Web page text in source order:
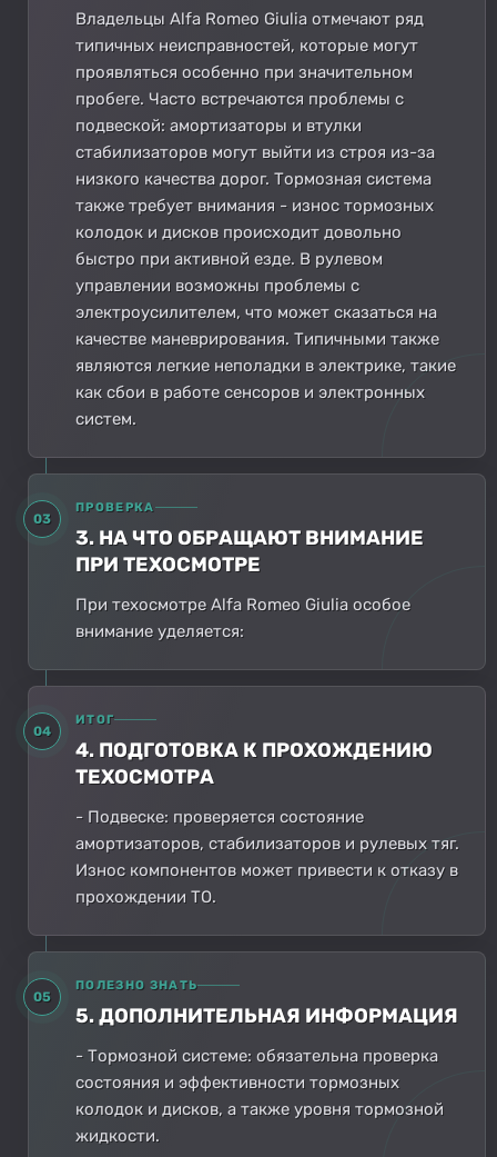
Владельцы Alfa Romeo Giulia отмечают ряд
типичных неисправностей, которые могут
проявляться особенно при значительном
пробеге. Часто встречаются проблемы с
подвеской: амортизаторы и втулки
стабилизаторов могут выйти из строя из-за
низкого качества дорог. Тормозная система
также требует внимания - износ тормозных
колодок и дисков происходит довольно
быстро при активной езде. В рулевом
управлении возможны проблемы с
электроусилителем, что может сказаться на
качестве маневрирования. Типичными также
являются легкие неполадки в электрике, такие
как сбои в работе сенсоров и электронных
систем.
03
ПРОВЕРКА
3. НА ЧТО ОБРАЩАЮТ ВНИМАНИЕ
ПРИ ТЕХОСМОТРЕ
При техосмотре Alfa Romeo Giulia особое
внимание уделяется:
04
ИТОГ
4. ПОДГОТОВКА К ПРОХОЖДЕНИЮ
ТЕХОСМОТРА
- Подвеске: проверяется состояние
амортизаторов, стабилизаторов и рулевых тяг.
Износ компонентов может привести к отказу в
прохождении ТО.
05
ПОЛЕЗНО ЗНАТЬ
5. ДОПОЛНИТЕЛЬНАЯ ИНФОРМАЦИЯ
- Тормозной системе: обязательна проверка
состояния и эффективности тормозных
колодок и дисков, а также уровня тормозной
жидкости.